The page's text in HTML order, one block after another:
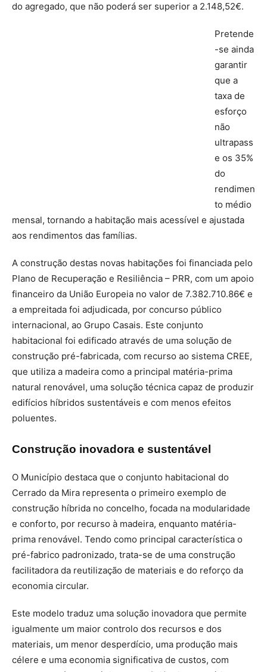
do agregado, que não poderá ser superior a 2.148,52€.
Pretende
-se ainda
garantir
que a
taxa de
esforço
não
ultrapass
e os 35%
do
rendimen
to médio
mensal, tornando a habitação mais acessível e ajustada
aos rendimentos das famílias.
A construção destas novas habitações foi financiada pelo
Plano de Recuperação e Resiliência – PRR, com um apoio
financeiro da União Europeia no valor de 7.382.710.86€ e
a empreitada foi adjudicada, por concurso público
internacional, ao Grupo Casais. Este conjunto
habitacional foi edificado através de uma solução de
construção pré-fabricada, com recurso ao sistema CREE,
que utiliza a madeira como a principal matéria-prima
natural renovável, uma solução técnica capaz de produzir
edifícios híbridos sustentáveis e com menos efeitos
poluentes.
Construção inovadora e sustentável
O Município destaca que o conjunto habitacional do
Cerrado da Mira representa o primeiro exemplo de
construção híbrida no concelho, focada na modularidade
e conforto, por recurso à madeira, enquanto matéria-
prima renovável. Tendo como principal característica o
pré-fabrico padronizado, trata-se de uma construção
facilitadora da reutilização de materiais e do reforço da
economia circular.
Este modelo traduz uma solução inovadora que permite
igualmente um maior controlo dos recursos e dos
materiais, um menor desperdício, uma produção mais
célere e uma economia significativa de custos, com